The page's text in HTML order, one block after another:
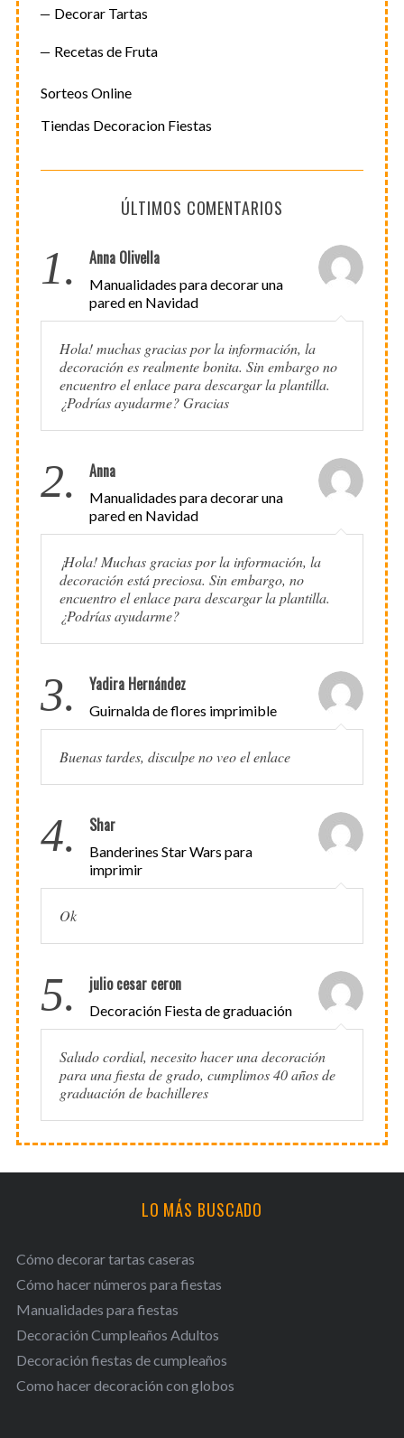
Decorar Tartas
Recetas de Fruta
Sorteos Online
Tiendas Decoracion Fiestas
ÚLTIMOS COMENTARIOS
1. Anna Olivella
Manualidades para decorar una
pared en Navidad
Hola! muchas gracias por la información, la
decoración es realmente bonita. Sin embargo no
encuentro el enlace para descargar la plantilla.
¿Podrías ayudarme? Gracias
2. Anna
Manualidades para decorar una
pared en Navidad
¡Hola! Muchas gracias por la información, la
decoración está preciosa. Sin embargo, no
encuentro el enlace para descargar la plantilla.
¿Podrías ayudarme?
3. Yadira Hernández
Guirnalda de flores imprimible
Buenas tardes, disculpe no veo el enlace
4. Shar
Banderines Star Wars para
imprimir
Ok
5. julio cesar ceron
Decoración Fiesta de graduación
Saludo cordial, necesito hacer una decoración
para una fiesta de grado, cumplimos 40 años de
graduación de bachilleres
LO MÁS BUSCADO
Cómo decorar tartas caseras
Cómo hacer números para fiestas
Manualidades para fiestas
Decoración Cumpleaños Adultos
Decoración fiestas de cumpleaños
Como hacer decoración con globos